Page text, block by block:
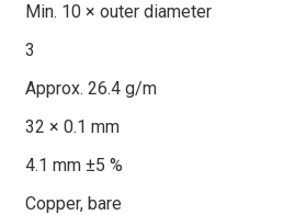
Min. 10 × outer diameter
3
Approx. 26.4 g/m
32 × 0.1 mm
4.1 mm ±5 %
Copper, bare